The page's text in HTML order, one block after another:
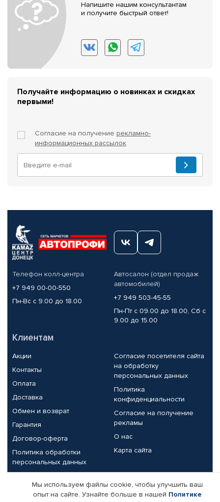
Напишите нашим консультантам
и получите быстрый ответ!
Получайте информацию о новинках и скидках
первыми!
Согласие на получение рекламно-
информационных рассылок
Телефон колл-центра
+7 949 00-00-550
Пн-Вс с 9.00 до 18.00
Автосалон (отдел продаж
автомобилей)
+7 949 503-45-55
Пн-Пт с 09.00 до 18.00, Сб с
9.00 до 15.00
Клиентам
Акции
Контакты
Оплата
Доставка
Обмен и возврат
Гарантия
Договор-оферта
Политика обработки
персональных данных
Согласие посетителя сайта
на обработку
персональных данных
Политика
конфиденциальности
Согласие на получение
рекламы
О нас
Карта сайта
Партнерам
Мы используем файлы cookie, чтобы улучшить ваш
опыт на сайте. Узнайте больше в нашей Политике